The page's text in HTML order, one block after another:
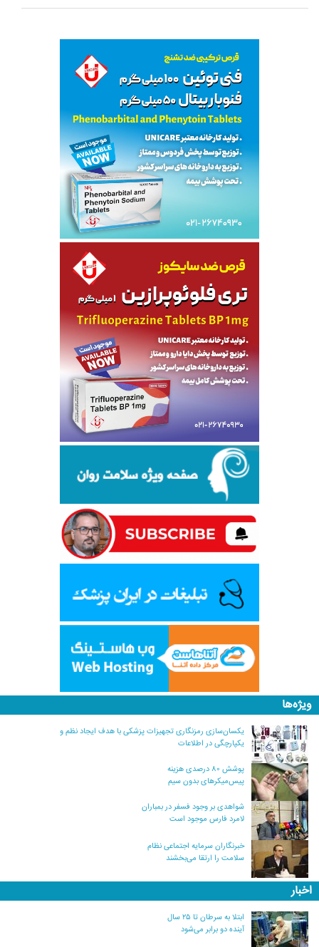
ویژه‌ها
یکسان‌سازی رمزنگاری تجهیزات پزشکی با هدف ایجاد نظم و
یکپارچگی در اطلاعات
پوشش ۸۰ درصدی هزینه
پیس‌میکرهای بدون سیم
شواهدی بر وجود فسفر در بمباران
لامرد فارس موجود است
خبرنگاران سرمایه اجتماعی نظام
سلامت را ارتقا می‌بخشند
اخبار
ابتلا به سرطان تا ۲۵ سال
آینده دو برابر می‌شود